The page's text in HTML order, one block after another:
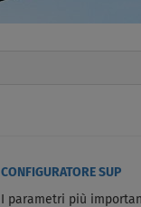
CONFIGURATORE SUP
I parametri più